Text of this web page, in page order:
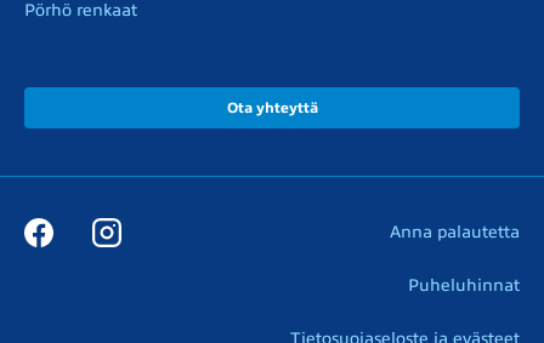
Pörhö renkaat
Ota yhteyttä
Anna palautetta
Puheluhinnat
Tietosuojaseloste ja evästeet